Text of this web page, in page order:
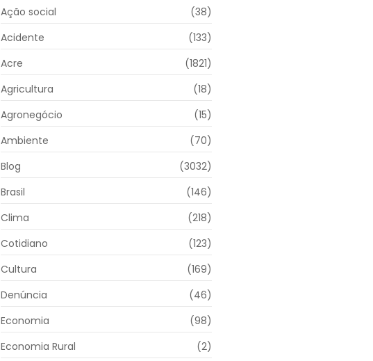
Ação social
(38)
Acidente
(133)
Acre
(1821)
Agricultura
(18)
Agronegócio
(15)
Ambiente
(70)
Blog
(3032)
Brasil
(146)
Clima
(218)
Cotidiano
(123)
Cultura
(169)
Denúncia
(46)
Economia
(98)
Economia Rural
(2)